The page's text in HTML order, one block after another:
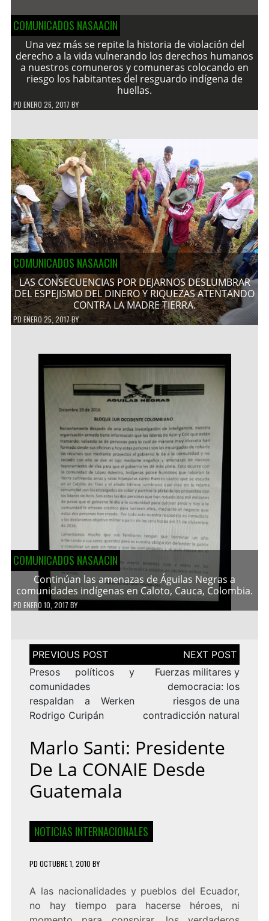
COMUNICADOS NASAACIN
Una vez más se repite la historia de violación del
derecho a la vida vulnerando los derechos humanos
a nuestros comuneros y comuneras colocando en
riesgo los habitantes del resguardo indígena de
huellas.
PD ENERO 26, 2017 BY
COMUNICADOS NASAACIN
LAS CONSECUENCIAS POR DEJARNOS DESLUMBRAR
DEL ESPEJISMO DEL DINERO Y RIQUEZAS ATENTANDO
CONTRA LA MADRE TIERRA.
PDENERO 25, 2017BY
COMUNICADOS NASAACIN
Continúan las amenazas de Águilas Negras a
comunidades indígenas en Caloto, Cauca, Colombia.
PD ENERO 10, 2017 BY
Navegación
de
entradas
Presos políticos y
comunidades
respaldan a Werken
Rodrigo Curipán
Fuerzas militares y
democracia: los
riesgos de una
contradicción natural
Marlo Santi: Presidente
De La CONAIE Desde
Guatemala
NOTICIAS INTERNACIONALES
PD OCTUBRE 1, 2010 BY
A las nacionalidades y pueblos del Ecuador,
no hay tiempo para hacerse héroes, ni